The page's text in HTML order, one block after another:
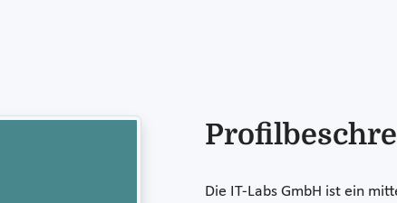
Die IT-Labs GmbH ist ein